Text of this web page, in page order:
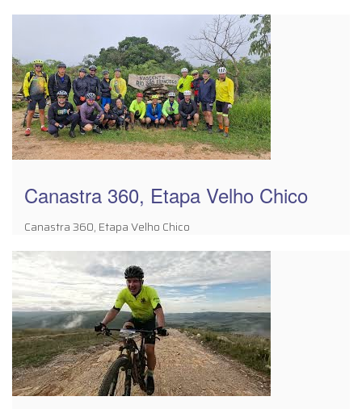
Canastra 360, Etapa Velho Chico
Canastra 360, Etapa Velho Chico